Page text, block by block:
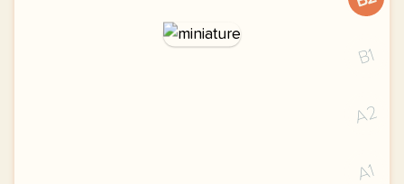
B1
A2
A1